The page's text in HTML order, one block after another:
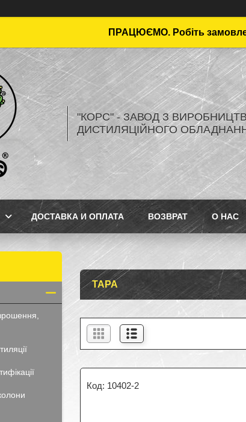
ПРАЦЮЄМО. Робіть
"КОРС" - ЗАВОД З
ДИСТИЛЯЦІЙНОГО
ДОСТАВКА И ОПЛАТА ВОЗВРАТ О НАС
ТАРА
10402-2